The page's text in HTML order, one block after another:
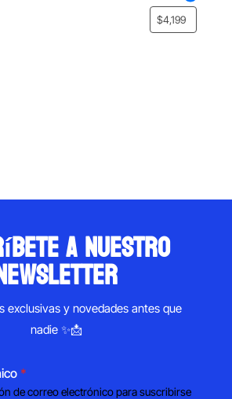
a nuestro
exclusivas y novedades antes que
nadie ✨📩
*
de correo electrónico para suscribirse